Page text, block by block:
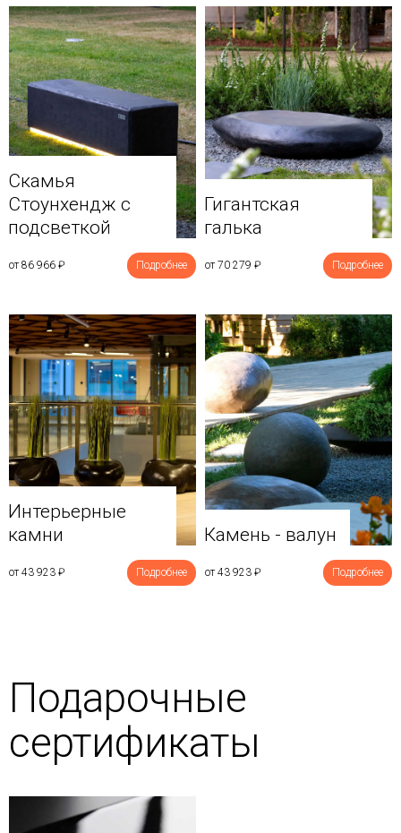
Скамья
Стоунхендж с
подсветкой
от 86 966 ₽ Подробнее
Гигантская
галька
от 70 279 ₽ Подробнее
Интерьерные
камни
от 43 923 ₽ Подробнее
Камень - валун
от 43 923 ₽ Подробнее
Подарочные
сертификаты